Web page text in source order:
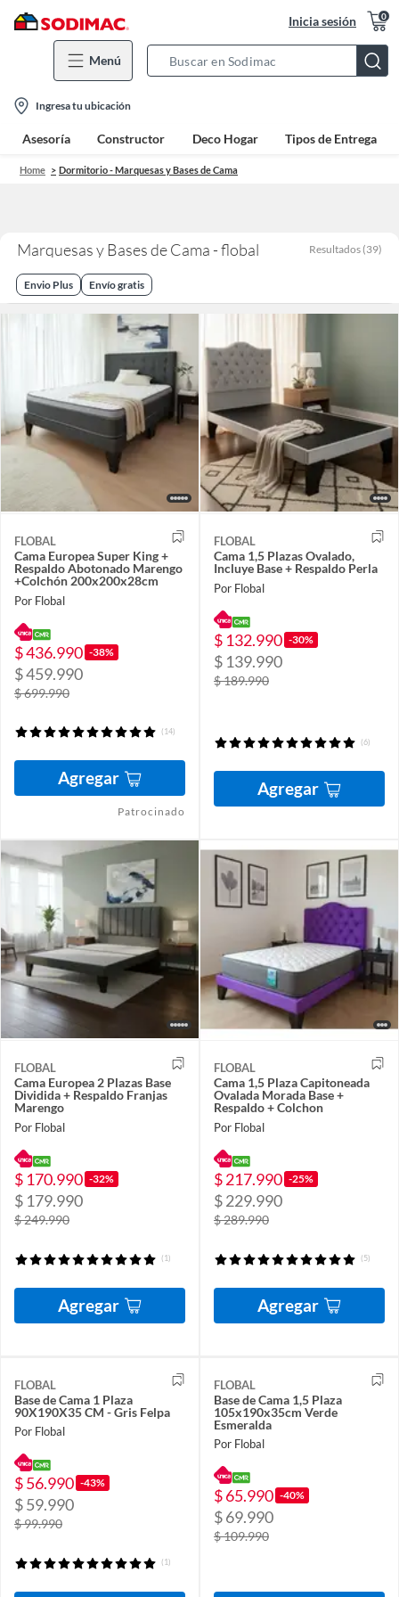
Inicia sesión 0
Menú
Bar
location-
icon
Ingresa tu ubicación
Asesoría Constructor Deco Hogar Tipos de Entrega
Home Dormitorio - Marquesas y Bases de Cama
Marquesas y Bases de Cama - flobal Resultados (39)
Envio Plus Envío gratis
FLOBAL
Cama Europea Super King +
Respaldo Abotonado Marengo
+Colchón 200x200x28cm
Por Flobal
$ 436.990 -38%
$ 459.990
$ 699.990
(14)
Agregar
Patrocinado
FLOBAL
Cama 1,5 Plazas Ovalado,
Incluye Base + Respaldo Perla
Por Flobal
$ 132.990 -30%
$ 139.990
$ 189.990
(6)
Agregar
FLOBAL
Cama Europea 2 Plazas Base
Dividida + Respaldo Franjas
Marengo
Por Flobal
$ 170.990 -32%
$ 179.990
$ 249.990
(1)
Agregar
FLOBAL
Cama 1,5 Plaza Capitoneada
Ovalada Morada Base +
Respaldo + Colchon
Por Flobal
$ 217.990 -25%
$ 229.990
$ 289.990
(5)
Agregar
FLOBAL
Base de Cama 1 Plaza
90X190X35 CM - Gris Felpa
Por Flobal
$ 56.990 -43%
$ 59.990
$ 99.990
(1)
FLOBAL
Base de Cama 1,5 Plaza
105x190x35cm Verde
Esmeralda
Por Flobal
$ 65.990 -40%
$ 69.990
$ 109.990